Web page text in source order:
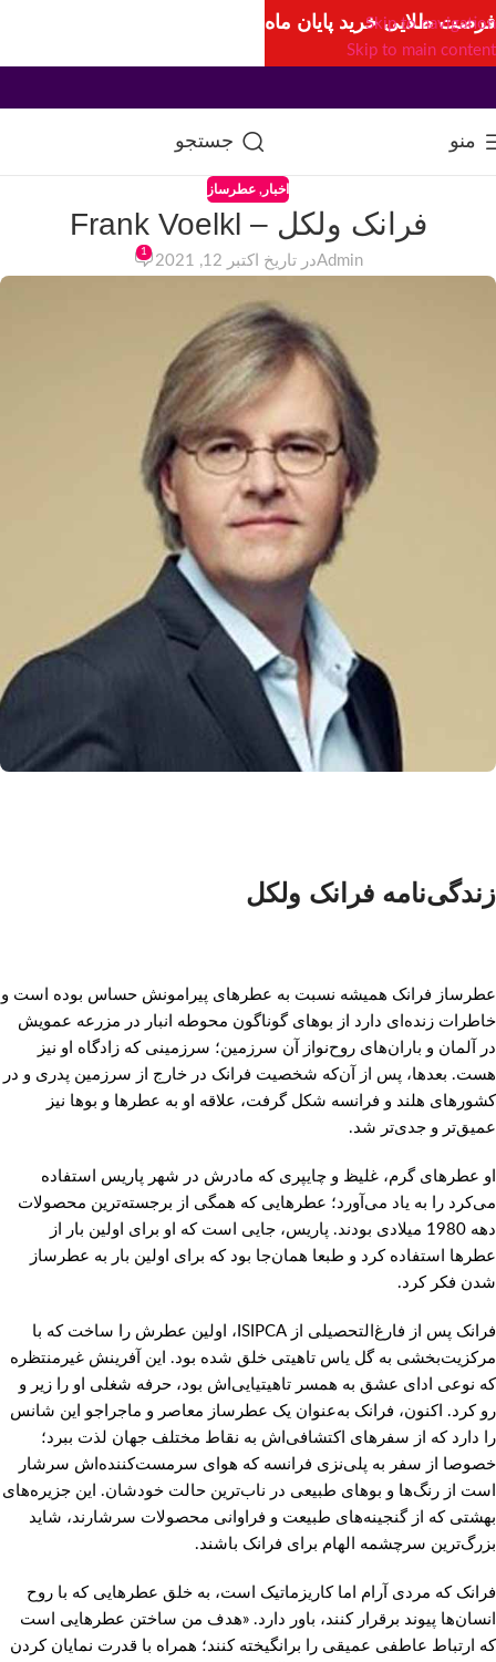
Skip to navigation
Skip to main content
منو جستجو
اخبار , عطرساز
فرانک ولکل – Frank Voelkl
Adminدر تاریخ اکتبر 12, 2021
1
زندگی‌نامه فرانک ولکل
عطرساز فرانک همیشه نسبت به عطرهای پیرامونش حساس بوده است و
خاطرات زنده‌ای دارد از بوهای گوناگون محوطه انبار در مزرعه عمویش
در آلمان و باران‌های روح‌نواز آن سرزمین؛ سرزمینی که زادگاه او نیز
هست. بعدها، پس از آن‌که شخصیت فرانک در خارج از سرزمین پدری و در
کشورهای هلند و فرانسه شکل گرفت، علاقه او به عطرها و بوها نیز
عمیق‌تر و جدی‌تر شد.
او عطرهای گرم، غلیظ و چایپری که مادرش در شهر پاریس استفاده
می‌کرد را به یاد می‌آورد؛ عطرهایی که همگی از برجسته‌ترین محصولات
دهه 1980 میلادی بودند. پاریس، جایی است که او برای اولین بار از
عطرها استفاده کرد و طبعا همان‌جا بود که برای اولین بار به عطرساز
شدن فکر کرد.
فرانک پس از فارغ‌التحصیلی از ISIPCA، اولین عطرش را ساخت که با
مرکزیت‌بخشی به گل یاس تاهیتی خلق شده بود. این آفرینش غیرمنتظره
که نوعی ادای عشق به همسر تاهیتیایی‌اش بود، حرفه شغلی او را زیر و
رو کرد. اکنون، فرانک به‌عنوان یک عطرساز معاصر و ماجراجو این شانس
را دارد که از سفرهای اکتشافی‌اش به نقاط مختلف جهان لذت ببرد؛
خصوصا از سفر به پلی‌نزی فرانسه که هوای سرمست‌کننده‌اش سرشار
است از رنگ‌ها و بوهای طبیعی در ناب‌ترین حالت خودشان. این جزیره‌های
بهشتی که از گنجینه‌های طبیعت و فراوانی محصولات سرشارند، شاید
بزرگ‌ترین سرچشمه الهام برای فرانک باشند.
فرانک که مردی آرام اما کاریزماتیک است، به خلق عطرهایی که با روح
انسان‌ها پیوند برقرار کنند، باور دارد. «هدف من ساختن عطرهایی است
که ارتباط عاطفی عمیقی را برانگیخته کنند؛ همراه با قدرت نمایان کردن
فرصت طلایی خرید پایان ماه